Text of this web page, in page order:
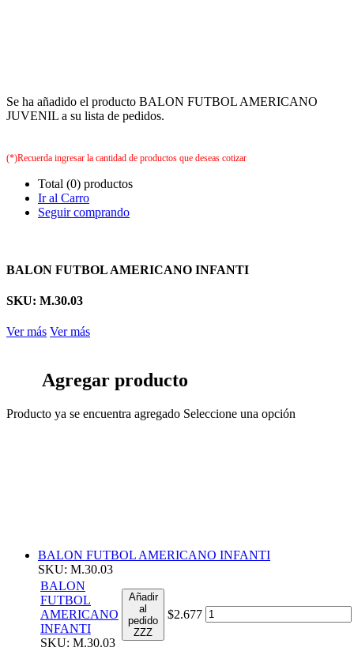
Se ha añadido el producto BALON FUTBOL AMERICANO
JUVENIL a su lista de pedidos.
(*)Recuerda ingresar la cantidad de productos que deseas cotizar
Total (0) productos
Ir al Carro
Seguir comprando
BALON FUTBOL AMERICANO INFANTI
SKU: M.30.03
Ver más Ver más
Agregar producto
Producto ya se encuentra agregado Seleccione una opción
BALON FUTBOL AMERICANO INFANTI
SKU: M.30.03
BALON
FUTBOL
AMERICANO
INFANTI
SKU: M.30.03
Añadir
al
pedido
ZZZ
$2.677